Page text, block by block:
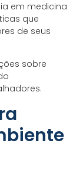
em medicina
que
de seus
sobre